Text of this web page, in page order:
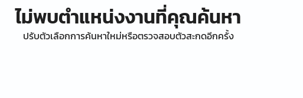
ไม่พบตำแหน่งงานที่คุณค้นหา
ปรับตัวเลือกการค้นหาใหม่หรือตรวจสอบตัวสะกดอีกครั้ง